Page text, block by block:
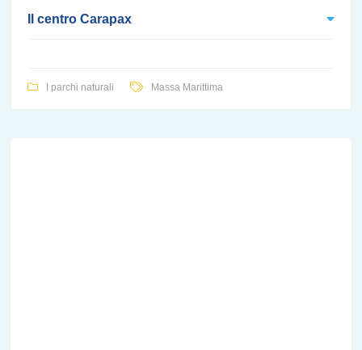
Il centro Carapax
I parchi naturali Massa Marittima